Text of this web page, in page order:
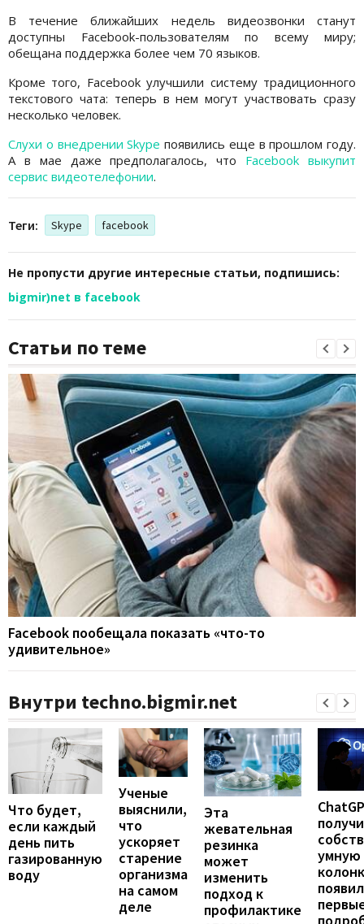
В течение ближайших недель видеозвонки станут
доступны Facebook-пользователям по всему миру;
обещана поддержка более чем 70 языков.
Кроме того, Facebook улучшили систему традиционного
текстового чата: теперь в нем могут участвовать сразу
несколько человек.
Слухи о внедрении Skype появились еще в прошлом году.
А в мае даже предполагалось, что Facebook выкупит
сервис видеотелефонии.
Теги: Skype facebook
Не пропусти другие интересные статьи, подпишись:
bigmir)net в facebook
Статьи по теме
Facebook пообещала показать «что-то
удивительное»
Внутри techno.bigmir.net
Что будет,
если каждый
день пить
газированную
воду
Ученые
выяснили,
что
ускоряет
старение
организма
на самом
деле
Эта
жевательная
резинка
может
изменить
подход к
профилактике
умную